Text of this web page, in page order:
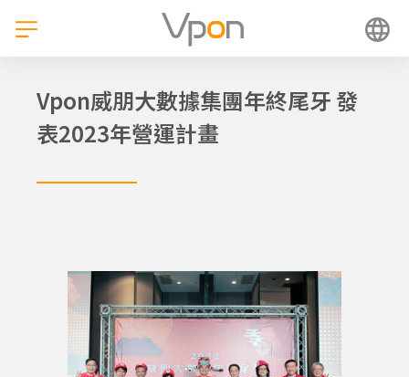
Vpon威朋大數據集團年終尾牙 發
表2023年營運計畫